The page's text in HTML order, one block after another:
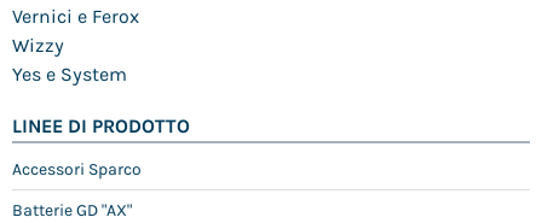
Vernici e Ferox
Wizzy
Yes e System
LINEE DI PRODOTTO
Accessori Sparco
Batterie GD "AX"